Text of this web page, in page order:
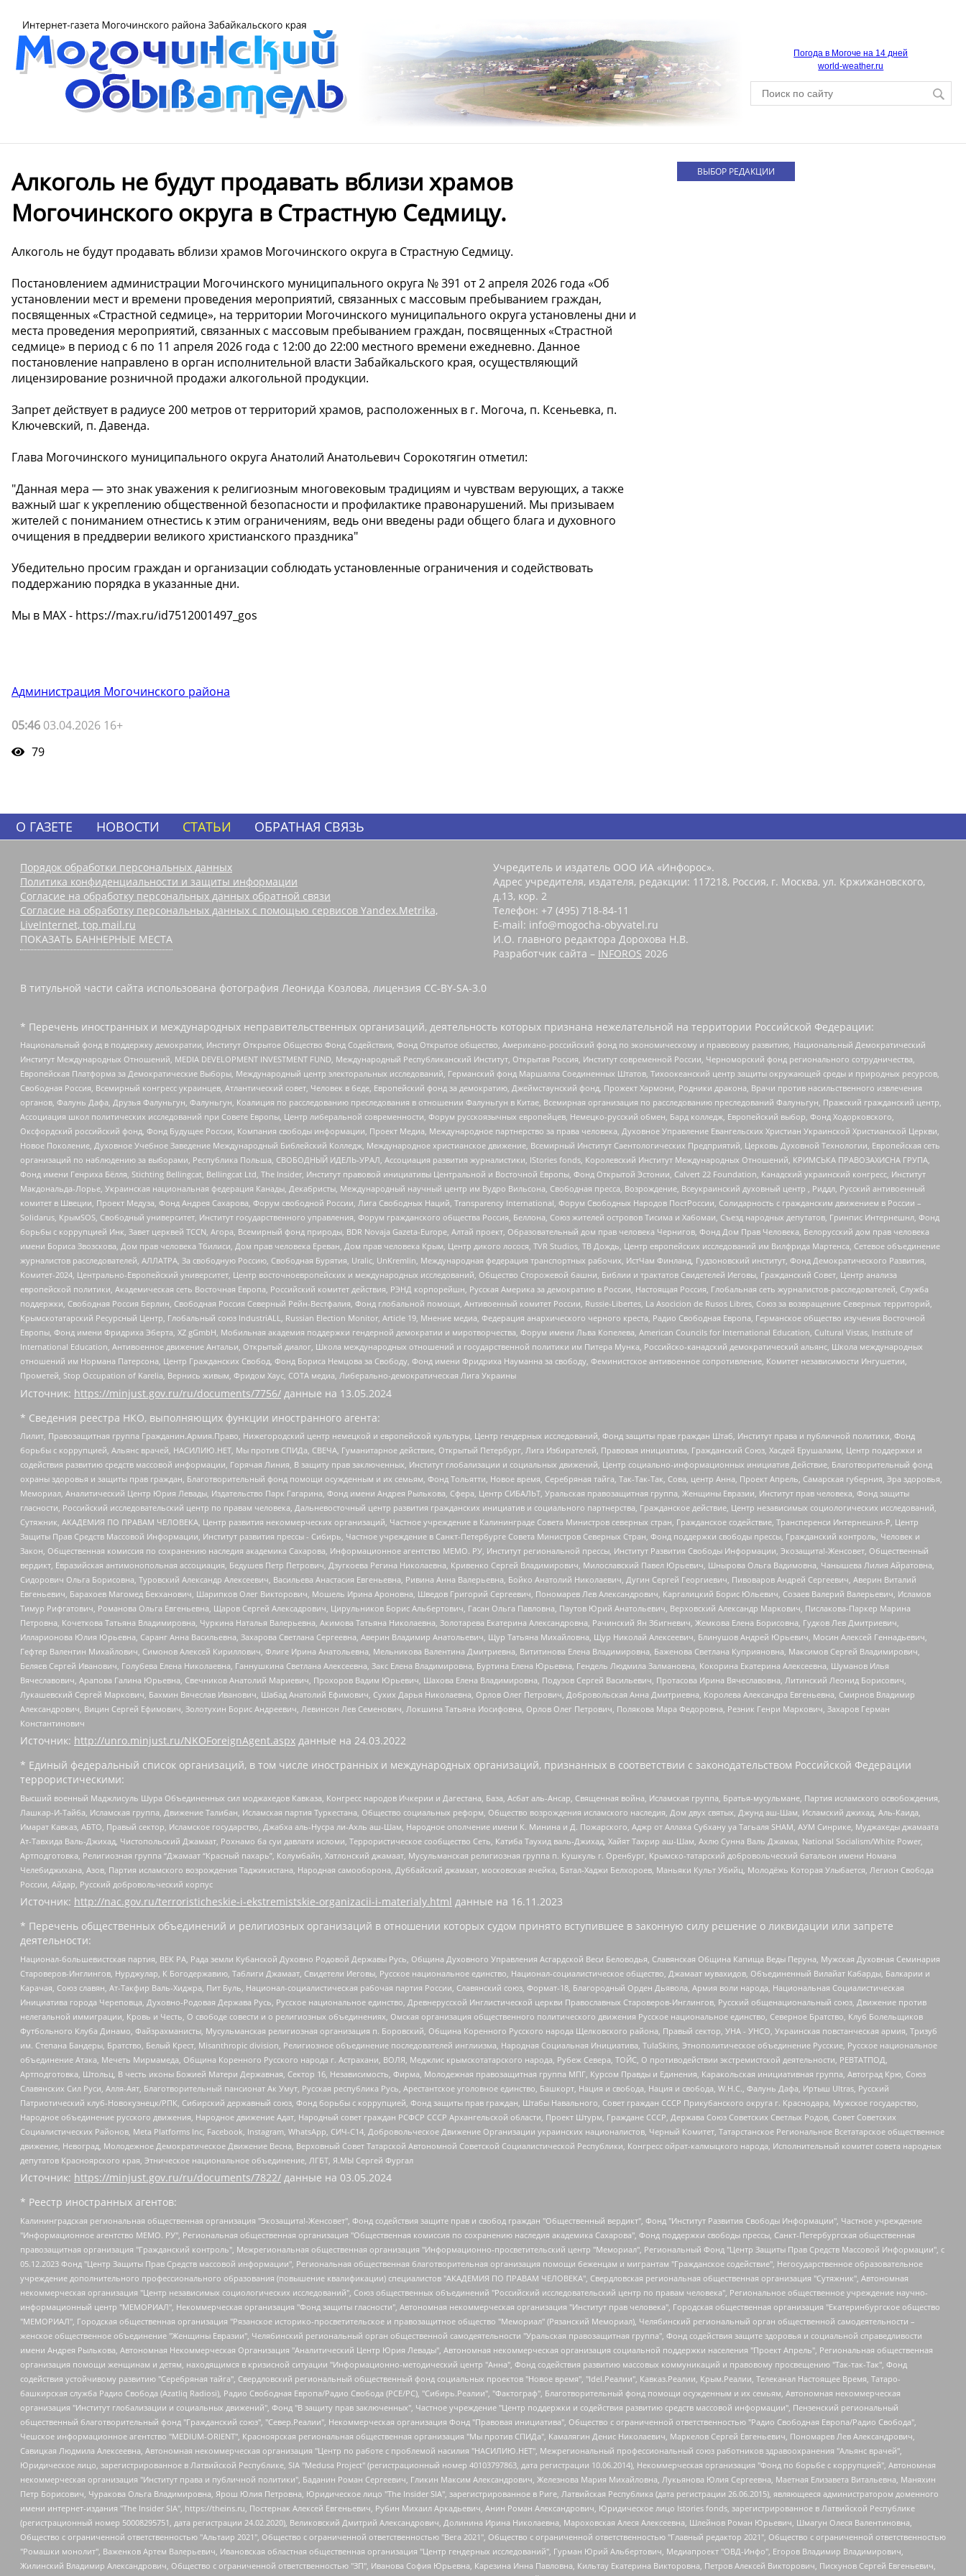
Погода в Могоче на 14 дней
world-weather.ru
Алкоголь не будут продавать вблизи храмов
Могочинского округа в Страстную Седмицу.
Алкоголь не будут продавать вблизи храмов Могочинского округа в Страстную Седмицу.
️Постановлением администрации Могочинского муниципального округа № 391 от 2 апреля 2026 года «Об
установлении мест и времени проведения мероприятий, связанных с массовым пребыванием граждан,
посвященных «Страстной седмице», на территории Могочинского муниципального округа установлены дни и
места проведения мероприятий, связанных с массовым пребыванием граждан, посвященных «Страстной
седмице» в период с 6 по 11 апреля 2026 года с 12:00 до 22:00 местного времени ежедневно. Данное
постановление направлено в орган исполнительной власти Забайкальского края, осуществляющий
лицензирование розничной продажи алкогольной продукции.️
Запрет действует в радиусе 200 метров от территорий храмов, расположенных в г. Могоча, п. Ксеньевка, п.
Ключевский, п. Давенда.
Глава Могочинского муниципального округа Анатолий Анатольевич Сорокотягин отметил:
"Данная мера — это знак уважения к религиозным многовековым традициям и чувствам верующих, а также
важный шаг к укреплению общественной безопасности и профилактике правонарушений. Мы призываем
жителей с пониманием отнестись к этим ограничениям, ведь они введены ради общего блага и духовного
очищения в преддверии великого христианского праздника"
Убедительно просим граждан и организации соблюдать установленные ограничения и содействовать
поддержанию порядка в указанные дни.
Мы в МАХ - https://max.ru/id7512001497_gos
Администрация Могочинского района
05:46 03.04.2026 16+
79
ВЫБОР РЕДАКЦИИ
О ГАЗЕТЕ НОВОСТИ СТАТЬИ ОБРАТНАЯ СВЯЗЬ
Порядок обработки персональных данных
Политика конфиденциальности и защиты информации
Согласие на обработку персональных данных обратной связи
Согласие на обработку персональных данных с помощью сервисов Yandex.Metrika,
LiveInternet, top.mail.ru
ПОКАЗАТЬ БАННЕРНЫЕ МЕСТА
Учредитель и издатель ООО ИА «Инфорос».
Адрес учредителя, издателя, редакции: 117218, Россия, г. Москва, ул. Кржижановского,
д.13, кор. 2
Телефон: +7 (495) 718-84-11
E-mail: info@mogocha-obyvatel.ru
И.О. главного редактора Дорохова Н.В.
Разработчик сайта – INFOROS 2026
В титульной части сайта использована фотография Леонида Козлова, лицензия CC-BY-SA-3.0
* Перечень иностранных и международных неправительственных организаций, деятельность которых признана нежелательной на территории Российской Федерации:
Национальный фонд в поддержку демократии, Институт Открытое Общество Фонд Содействия, Фонд Открытое общество, Американо-российский фонд по экономическому и правовому развитию, Национальный Демократический
Институт Международных Отношений, MEDIA DEVELOPMENT INVESTMENT FUND, Международный Республиканский Институт, Открытая Россия, Институт современной России, Черноморский фонд регионального сотрудничества,
Европейская Платформа за Демократические Выборы, Международный центр электоральных исследований, Германский фонд Маршалла Соединенных Штатов, Тихоокеанский центр защиты окружающей среды и природных ресурсов,
Свободная Россия, Всемирный конгресс украинцев, Атлантический совет, Человек в беде, Европейский фонд за демократию, Джеймстаунский фонд, Прожект Хармони, Родники дракона, Врачи против насильственного извлечения
органов, Фалунь Дафа, Друзья Фалуньгун, Фалуньгун, Коалиция по расследованию преследования в отношении Фалуньгун в Китае, Всемирная организация по расследованию преследований Фалуньгун, Пражский гражданский центр,
Ассоциация школ политических исследований при Совете Европы, Центр либеральной современности, Форум русскоязычных европейцев, Немецко-русский обмен, Бард колледж, Европейский выбор, Фонд Ходорковского,
Оксфордский российский фонд, Фонд Будущее России, Компания свободы информации, Проект Медиа, Международное партнерство за права человека, Духовное Управление Евангельских Христиан Украинской Христианской Церкви,
Новое Поколение, Духовное Учебное Заведение Международный Библейский Колледж, Международное христианское движение, Всемирный Институт Саентологических Предприятий, Церковь Духовной Технологии, Европейская сеть
организаций по наблюдению за выборами, Республика Польша, СВОБОДНЫЙ ИДЕЛЬ-УРАЛ, Ассоциация развития журналистики, IStories fonds, Королевский Институт Международных Отношений, КРИМСЬКА ПРАВОЗАХИСНА ГРУПА,
Фонд имени Генриха Бёлля, Stichting Bellingcat, Bellingcat Ltd, The Insider, Институт правовой инициативы Центральной и Восточной Европы, Фонд Открытой Эстонии, Calvert 22 Foundation, Канадский украинский конгресс, Институт
Макдональда-Лорье, Украинская национальная федерация Канады, Декабристы, Международный научный центр им Вудро Вильсона, Свободная пресса, Возрождение, Всеукраинский духовный центр , Риддл, Русский антивоенный
комитет в Швеции, Проект Медуза, Фонд Андрея Сахарова, Форум свободной России, Лига Свободных Наций, Transparеncy International, Форум Свободных Народов ПостРоссии, Солидарность с гражданским движением в России –
Solidarus, КрымSOS, Свободный университет, Институт государственного управления, Форум гражданского общества Россия, Беллона, Союз жителей островов Тисима и Хабомаи, Съезд народных депутатов, Гринпис Интернешнл, Фонд
борьбы с коррупцией Инк, Завет церквей TCCN, Агора, Всемирный фонд природы, BDR Novaja Gazeta-Europe, Алтай проект, Образовательный дом прав человека Чернигов, Фонд Дом Прав Человека, Белорусский дом прав человека
имени Бориса Звозскова, Дом прав человека Тбилиси, Дом прав человека Ереван, Дом прав человека Крым, Центр дикого лосося, TVR Studios, ТВ Дождь, Центр европейских исследований им Вилфрида Мартенса, Сетевое объединение
журналистов расследователей, АЛЛАТРА, За свободную Россию, Свободная Бурятия, Uralic, UnKremlin, Международная федерация транспортных рабочих, ИстЧам Финланд, Гудзоновский институт, Фонд Демократического Развития,
Комитет-2024, Центрально-Европейский университет, Центр восточноевропейских и международных исследований, Общество Сторожевой башни, Библии и трактатов Свидетелей Иеговы, Гражданский Совет, Центр анализа
европейской политики, Академическая сеть Восточная Европа, Российский комитет действия, РЭНД корпорейшн, Русская Америка за демократию в России, Настоящая Россия, Глобальная сеть журналистов-расследователей, Служба
поддержки, Свободная Россия Берлин, Свободная Россия Северный Рейн-Вестфалия, Фонд глобальной помощи, Антивоенный комитет России, Russie-Libertes, La Asocicion de Rusos Libres, Союз за возвращение Северных территорий,
Крымскотатарский Ресурсный Центр, Глобальный союз IndustriALL, Russian Election Monitor, Article 19, Мнение медиа, Федерация анархического черного креста, Радио Свободная Европа, Германское общество изучения Восточной
Европы, Фонд имени Фридриха Эберта, XZ gGmbH, Мобильная академия поддержки гендерной демократии и миротворчества, Форум имени Льва Копелева, American Councils for International Education, Cultural Vistas, Institute of
International Education, Антивоенное движение Антальи, Открытый диалог, Школа международных отношений и государственной политики им Питера Мунка, Российско-канадский демократический альянс, Школа международных
отношений им Нормана Патерсона, Центр Гражданских Свобод, Фонд Бориса Немцова за Свободу, Фонд имени Фридриха Науманна за свободу, Феминистское антивоенное сопротивление, Комитет независимости Ингушетии,
Прометей, Stop Occupation of Karelia, Вернись живым, Фридом Хаус, СОТА медиа, Либерально-демократическая Лига Украины
Источник: https://minjust.gov.ru/ru/documents/7756/ данные на 13.05.2024
* Сведения реестра НКО, выполняющих функции иностранного агента:
Лилит, Правозащитная группа Гражданин.Армия.Право, Нижегородский центр немецкой и европейской культуры, Центр гендерных исследований, Фонд защиты прав граждан Штаб, Институт права и публичной политики, Фонд
борьбы с коррупцией, Альянс врачей, НАСИЛИЮ.НЕТ, Мы против СПИДа, СВЕЧА, Гуманитарное действие, Открытый Петербург, Лига Избирателей, Правовая инициатива, Гражданский Союз, Хасдей Ерушалаим, Центр поддержки и
содействия развитию средств массовой информации, Горячая Линия, В защиту прав заключенных, Институт глобализации и социальных движений, Центр социально-информационных инициатив Действие, Благотворительный фонд
охраны здоровья и защиты прав граждан, Благотворительный фонд помощи осужденным и их семьям, Фонд Тольятти, Новое время, Серебряная тайга, Так-Так-Так, Сова, центр Анна, Проект Апрель, Самарская губерния, Эра здоровья,
Мемориал, Аналитический Центр Юрия Левады, Издательство Парк Гагарина, Фонд имени Андрея Рылькова, Сфера, Центр СИБАЛЬТ, Уральская правозащитная группа, Женщины Евразии, Институт прав человека, Фонд защиты
гласности, Российский исследовательский центр по правам человека, Дальневосточный центр развития гражданских инициатив и социального партнерства, Гражданское действие, Центр независимых социологических исследований,
Сутяжник, АКАДЕМИЯ ПО ПРАВАМ ЧЕЛОВЕКА, Центр развития некоммерческих организаций, Частное учреждение в Калининграде Совета Министров северных стран, Гражданское содействие, Трансперенси Интернешнл-Р, Центр
Защиты Прав Средств Массовой Информации, Институт развития прессы - Сибирь, Частное учреждение в Санкт-Петербурге Совета Министров Северных Стран, Фонд поддержки свободы прессы, Гражданский контроль, Человек и
Закон, Общественная комиссия по сохранению наследия академика Сахарова, Информационное агентство МЕМО. РУ, Институт региональной прессы, Институт Развития Свободы Информации, Экозащита!-Женсовет, Общественный
вердикт, Евразийская антимонопольная ассоциация, Бедушев Петр Петрович, Дзугкоева Регина Николаевна, Кривенко Сергей Владимирович, Милославский Павел Юрьевич, Шнырова Ольга Вадимовна, Чанышева Лилия Айратовна,
Сидорович Ольга Борисовна, Туровский Александр Алексеевич, Васильева Анастасия Евгеньевна, Ривина Анна Валерьевна, Бойко Анатолий Николаевич, Дугин Сергей Георгиевич, Пивоваров Андрей Сергеевич, Аверин Виталий
Евгеньевич, Барахоев Магомед Бекханович, Шарипков Олег Викторович, Мошель Ирина Ароновна, Шведов Григорий Сергеевич, Пономарев Лев Александрович, Каргалицкий Борис Юльевич, Созаев Валерий Валерьевич, Исламов
Тимур Рифгатович, Романова Ольга Евгеньевна, Щаров Сергей Алексадрович, Цирульников Борис Альбертович, Гасан Ольга Павловна, Паутов Юрий Анатольевич, Верховский Александр Маркович, Пислакова-Паркер Марина
Петровна, Кочеткова Татьяна Владимировна, Чуркина Наталья Валерьевна, Акимова Татьяна Николаевна, Золотарева Екатерина Александровна, Рачинский Ян Збигневич, Жемкова Елена Борисовна, Гудков Лев Дмитриевич,
Илларионова Юлия Юрьевна, Саранг Анна Васильевна, Захарова Светлана Сергеевна, Аверин Владимир Анатольевич, Щур Татьяна Михайловна, Щур Николай Алексеевич, Блинушов Андрей Юрьевич, Мосин Алексей Геннадьевич,
Гефтер Валентин Михайлович, Симонов Алексей Кириллович, Флиге Ирина Анатольевна, Мельникова Валентина Дмитриевна, Вититинова Елена Владимировна, Баженова Светлана Куприяновна, Максимов Сергей Владимирович,
Беляев Сергей Иванович, Голубева Елена Николаевна, Ганнушкина Светлана Алексеевна, Закс Елена Владимировна, Буртина Елена Юрьевна, Гендель Людмила Залмановна, Кокорина Екатерина Алексеевна, Шуманов Илья
Вячеславович, Арапова Галина Юрьевна, Свечников Анатолий Мариевич, Прохоров Вадим Юрьевич, Шахова Елена Владимировна, Подузов Сергей Васильевич, Протасова Ирина Вячеславовна, Литинский Леонид Борисович,
Лукашевский Сергей Маркович, Бахмин Вячеслав Иванович, Шабад Анатолий Ефимович, Сухих Дарья Николаевна, Орлов Олег Петрович, Добровольская Анна Дмитриевна, Королева Александра Евгеньевна, Смирнов Владимир
Александрович, Вицин Сергей Ефимович, Золотухин Борис Андреевич, Левинсон Лев Семенович, Локшина Татьяна Иосифовна, Орлов Олег Петрович, Полякова Мара Федоровна, Резник Генри Маркович, Захаров Герман
Константинович
Источник: http://unro.minjust.ru/NKOForeignAgent.aspx данные на 24.03.2022
* Единый федеральный список организаций, в том числе иностранных и международных организаций, признанных в соответствии с законодательством Российской Федерации
террористическими:
Высший военный Маджлисуль Шура Объединенных сил моджахедов Кавказа, Конгресс народов Ичкерии и Дагестана, База, Асбат аль-Ансар, Священная война, Исламская группа, Братья-мусульмане, Партия исламского освобождения,
Лашкар-И-Тайба, Исламская группа, Движение Талибан, Исламская партия Туркестана, Общество социальных реформ, Общество возрождения исламского наследия, Дом двух святых, Джунд аш-Шам, Исламский джихад, Аль-Каида,
Имарат Кавказ, АБТО, Правый сектор, Исламское государство, Джабха аль-Нусра ли-Ахль аш-Шам, Народное ополчение имени К. Минина и Д. Пожарского, Аджр от Аллаха Субхану уа Тагьаля SHAM, АУМ Синрике, Муджахеды джамаата
Ат-Тавхида Валь-Джихад, Чистопольский Джамаат, Рохнамо ба суи давлати исломи, Террористическое сообщество Сеть, Катиба Таухид валь-Джихад, Хайят Тахрир аш-Шам, Ахлю Сунна Валь Джамаа, National Socialism/White Power,
Артподготовка, Религиозная группа “Джамаат “Красный пахарь”, Колумбайн, Хатлонский джамаат, Мусульманская религиозная группа п. Кушкуль г. Оренбург, Крымско-татарский добровольческий батальон имени Номана
Челебиджихана, Азов, Партия исламского возрождения Таджикистана, Народная самооборона, Дуббайский джамаат, московская ячейка, Батал-Хаджи Белхороев, Маньяки Культ Убийц, Молодёжь Которая Улыбается, Легион Свобода
России, Айдар, Русский добровольческий корпус
Источник: http://nac.gov.ru/terroristicheskie-i-ekstremistskie-organizacii-i-materialy.html данные на 16.11.2023
* Перечень общественных объединений и религиозных организаций в отношении которых судом принято вступившее в законную силу решение о ликвидации или запрете
деятельности:
Национал-большевистская партия, ВЕК РА, Рада земли Кубанской Духовно Родовой Державы Русь, Община Духовного Управления Асгардской Веси Беловодья, Славянская Община Капища Веды Перуна, Мужская Духовная Семинария
Староверов-Инглингов, Нурджулар, К Богодержавию, Таблиги Джамаат, Свидетели Иеговы, Русское национальное единство, Национал-социалистическое общество, Джамаат мувахидов, Объединенный Вилайат Кабарды, Балкарии и
Карачая, Союз славян, Ат-Такфир Валь-Хиджра, Пит Буль, Национал-социалистическая рабочая партия России, Славянский союз, Формат-18, Благородный Орден Дьявола, Армия воли народа, Национальная Социалистическая
Инициатива города Череповца, Духовно-Родовая Держава Русь, Русское национальное единство, Древнерусской Инглистической церкви Православных Староверов-Инглингов, Русский общенациональный союз, Движение против
нелегальной иммиграции, Кровь и Честь, О свободе совести и о религиозных объединениях, Омская организация общественного политического движения Русское национальное единство, Северное Братство, Клуб Болельщиков
Футбольного Клуба Динамо, Файзрахманисты, Мусульманская религиозная организация п. Боровский, Община Коренного Русского народа Щелковского района, Правый сектор, УНА - УНСО, Украинская повстанческая армия, Тризуб
им. Степана Бандеры, Братство, Белый Крест, Misanthropic division, Религиозное объединение последователей инглиизма, Народная Социальная Инициатива, TulaSkins, Этнополитическое объединение Русские, Русское национальное
объединение Атака, Мечеть Мирмамеда, Община Коренного Русского народа г. Астрахани, ВОЛЯ, Меджлис крымскотатарского народа, Рубеж Севера, ТОЙС, О противодействии экстремистской деятельности, РЕВТАТПОД,
Артподготовка, Штольц, В честь иконы Божией Матери Державная, Сектор 16, Независимость, Фирма, Молодежная правозащитная группа МПГ, Курсом Правды и Единения, Каракольская инициативная группа, Автоград Крю, Союз
Славянских Сил Руси, Алля-Аят, Благотворительный пансионат Ак Умут, Русская республика Русь, Арестантское уголовное единство, Башкорт, Нация и свобода, Нация и свобода, W.H.С., Фалунь Дафа, Иртыш Ultras, Русский
Патриотический клуб-Новокузнецк/РПК, Сибирский державный союз, Фонд борьбы с коррупцией, Фонд защиты прав граждан, Штабы Навального, Совет граждан СССР Прикубанского округа г. Краснодара, Мужское государство,
Народное объединение русского движения, Народное движение Адат, Народный совет граждан РСФСР СССР Архангельской области, Проект Штурм, Граждане СССР, Держава Союз Советских Светлых Родов, Совет Советских
Социалистических Районов, Meta Platforms Inc, Facebook, Instagram, WhatsApp, СИЧ-С14, Добровольческое Движение Организации украинских националистов, Черный Комитет, Татарстанское Региональное Всетатарское общественное
движение, Невоград, Молодежное Демократическое Движение Весна, Верховный Совет Татарской Автономной Советской Социалистической Республики, Конгресс ойрат-калмыцкого народа, Исполнительный комитет совета народных
депутатов Красноярского края, Этническое национальное объединение, ЛГБТ, Я.МЫ Сергей Фургал
Источник: https://minjust.gov.ru/ru/documents/7822/ данные на 03.05.2024
* Реестр иностранных агентов:
Калининградская региональная общественная организация "Экозащита!-Женсовет", Фонд содействия защите прав и свобод граждан "Общественный вердикт", Фонд "Институт Развития Свободы Информации", Частное учреждение "Информационное агентство МЕМО. РУ", Региональная общественная организация "Общественная комиссия по сохранению наследия академика Сахарова", Фонд поддержки свободы прессы, Санкт-Петербургская общественная правозащитная организация "Гражданский контроль", Межрегиональная общественная организация "Информационно-просветительский центр "Мемориал", Региональный Фонд "Центр Защиты Прав Средств Массовой Информации", с 05.12.2023 Фонд "Центр Защиты Прав Средств массовой информации", Региональная общественная благотворительная организация помощи беженцам и мигрантам "Гражданское содействие", Негосударственное образовательное учреждение дополнительного профессионального образования (повышение квалификации) специалистов "АКАДЕМИЯ ПО ПРАВАМ ЧЕЛОВЕКА", Свердловская региональная общественная организация "Сутяжник", Автономная некоммерческая организация "Центр независимых социологических исследований", Союз общественных объединений "Российский исследовательский центр по правам человека", Региональное общественное учреждение научно-информационный центр "МЕМОРИАЛ", Некоммерческая организация "Фонд защиты гласности", Автономная некоммерческая организация "Институт прав человека", Городская общественная организация "Екатеринбургское общество "МЕМОРИАЛ", Городская общественная организация "Рязанское историко-просветительское и правозащитное общество "Мемориал" (Рязанский Мемориал), Челябинский региональный орган общественной самодеятельности – женское общественное объединение "Женщины Евразии", Челябинский региональный орган общественной самодеятельности "Уральская правозащитная группа", Фонд содействия защите здоровья и социальной справедливости имени Андрея Рылькова, Автономная Некоммерческая Организация "Аналитический Центр Юрия Левады", Автономная некоммерческая организация социальной поддержки населения "Проект Апрель", Региональная общественная организация помощи женщинам и детям, находящимся в кризисной ситуации "Информационно-методический центр "Анна", Фонд содействия развитию массовых коммуникаций и правовому просвещению "Так-так-Так", Фонд содействия устойчивому развитию "Серебряная тайга", Свердловский региональный общественный фонд социальных проектов "Новое время", "Idel.Реалии", Кавказ.Реалии, Крым.Реалии, Телеканал Настоящее Время, Татаро-башкирская служба Радио Свобода (Azatliq Radiosi), Радио Свободная Европа/Радио Свобода (PCE/PC), "Сибирь.Реалии", "Фактограф", Благотворительный фонд помощи осужденным и их семьям, Автономная некоммерческая организация "Институт глобализации и социальных движений", Фонд "В защиту прав заключенных", Частное учреждение "Центр поддержки и содействия развитию средств массовой информации", Пензенский региональный общественный благотворительный фонд "Гражданский союз", "Север.Реалии", Некоммерческая организация Фонд "Правовая инициатива", Общество с ограниченной ответственностью "Радио Свободная Европа/Радио Свобода", Чешское информационное агентство "MEDIUM-ORIENT", Красноярская региональная общественная организация "Мы против СПИДа", Камалягин Денис Николаевич, Маркелов Сергей Евгеньевич, Пономарев Лев Александрович, Савицкая Людмила Алексеевна, Автономная некоммерческая организация "Центр по работе с проблемой насилия "НАСИЛИЮ.НЕТ", Межрегиональный профессиональный союз работников здравоохранения "Альянс врачей", Юридическое лицо, зарегистрированное в Латвийской Республике, SIA "Medusa Project" (регистрационный номер 40103797863, дата регистрации 10.06.2014), Некоммерческая организация "Фонд по борьбе с коррупцией", Автономная некоммерческая организация "Институт права и публичной политики", Баданин Роман Сергеевич, Гликин Максим Александрович, Железнова Мария Михайловна, Лукьянова Юлия Сергеевна, Маетная Елизавета Витальевна, Маняхин Петр Борисович, Чуракова Ольга Владимировна, Ярош Юлия Петровна, Юридическое лицо "The Insider SIA", зарегистрированное в Риге, Латвийская Республика (дата регистрации 26.06.2015), являющееся администратором доменного имени интернет-издания "The Insider SIA", https://theins.ru, Постернак Алексей Евгеньевич, Рубин Михаил Аркадьевич, Анин Роман Александрович, Юридическое лицо Istories fonds, зарегистрированное в Латвийской Республике (регистрационный номер 50008295751, дата регистрации 24.02.2020), Великовский Дмитрий Александрович, Долинина Ирина Николаевна, Мароховская Алеся Алексеевна, Шлейнов Роман Юрьевич, Шмагун Олеся Валентиновна, Общество с ограниченной ответственностью "Альтаир 2021", Общество с ограниченной ответственностью "Вега 2021", Общество с ограниченной ответственностью "Главный редактор 2021", Общество с ограниченной ответственностью "Ромашки монолит", Важенков Артем Валерьевич, Ивановская областная общественная организация "Центр гендерных исследований", Гурман Юрий Альбертович, Медиапроект "ОВД-Инфо", Егоров Владимир Владимирович, Жилинский Владимир Александрович, Общество с ограниченной ответственностью "ЗП", Иванова София Юрьевна, Карезина Инна Павловна, Кильтау Екатерина Викторовна, Петров Алексей Викторович, Пискунов Сергей Евгеньевич, Смирнов Сергей Сергеевич, Тихонов Михаил Сергеевич, Общество с ограниченной ответственностью "ЖУРНАЛИСТ-ИНОСТРАННЫЙ АГЕНТ", Арапова Галина Юрьевна, Вольтская Татьяна Анатольевна, Американская компания "Mason G.E.S. Anonymous Foundation" (США), являющаяся владельцем интернет-издания https://mnews.world/, Компания "Stichting Bellingcat", зарегистрированная в Нидерландах (дата регистрации 11.07.2018), Захаров Андрей Вячеславович, Клепиковская Екатерина Дмитриевна, Общество с ограниченной ответственностью "МЕМО", Перл Роман Александрович, Симонов Евгений Алексеевич, Соловьева Елена Анатольевна, Сотников Даниил Владимирович, Сурначева Елизавета Дмитриевна, Автономная некоммерческая организация по защите прав человека и информированию населения "Якутия – Наше Мнение", Общество с ограниченной ответственностью "Москоу диджитал медиа", с 26.01.2023 Общество с ограниченной ответственностью "Чайка Белые сады", Ветошкина Валерия Валерьевна, Заговора Максим Александрович, Межрегиональное общественное движение "Российская ЛГБТ - сеть", Оленичев Максим Владимирович, Павлов Иван Юрьевич, Скворцова Елена Сергеевна, Общество с ограниченной ответственностью "Как бы инагент", Кочетков Игорь Викторович, Общество с ограниченной ответственностью "Честные выборы", Еланчик Олег Александрович, Общество с ограниченной ответственностью "Нобелевский призыв", Гималова Регина Эмилевна, Григорьев Андрей Валерьевич, Григорьева Алина Александровна, Ассоциация по содействию защите прав призывников, альтернативнослужащих и военнослужащих "Правозащитная группа "Гражданин.Армия.Право", Хисамова Регина Фаритовна, Автономная некоммерческая организация по реализации социально-правовых программ "Лилит", Дальневосточное общественное движение "Маяк", Санкт-Петербургская ЛГБТ-инициативная группа "Выход", Инициативная группа ЛГБТ+ "Реверс", Алексеев Андрей Викторович, Бекбулатова Таисия Львовна, Беляев Иван Михайлович, Владыкина Елена Сергеевна, Гельман Марат Александрович, Никульшина Вероника Юрьевна, Толоконникова Надежда Андреевна, Шендерович Виктор Анатольевич, Общество с ограниченной ответственностью "Данное сообщение", Общество с ограниченной ответственностью Издательский дом "Новая глава", Айнбиндер Александра Александровна, Московский комьюнити-центр для ЛГБТ+инициатив, Благотворительный фонд развития филантропии, Deutsche Welle (Германия, Kurt-Schumacher-Strasse 3, 53113 Bonn), Борзунова Мария Михайловна, Воробьев Виктор Викторович, Голубева Анна Львовна, Константинова Алла Михайловна, Малкова Ирина Владимировна, Мурадов Мурад Абдулгалимович, Осетинская Елизавета Николаевна, Понасенков Евгений Николаевич, Ганапольский Матвей Юрьевич, Киселев Евгений Алексеевич, Борухович Ирина Григорьевна, Дремин Иван Тимофеевич, Дубровский Дмитрий Викторович, Красноярская региональная общественная организация поддержки и развития альтернативных образовательных технологий и межкультурных коммуникаций "ИНТЕРРА", Маяковская Екатерина Алексеевна, Фейгин Марк Захарович, Филимонов Андрей Викторович, Дзугкоева Регина Николаевна, Доброхотов Роман Александрович, Дудь Юрий Александрович, Елкин Сергей Владимирович, Кругликов Кирилл Игоревич, Сабунаева Мария Леонидовна, Семенов Алексей Владимирович, Шаинян Карен Багратович, Шульман Екатерина Михайловна, Асафьев Артур Валерьевич, Вахштайн Виктор Семенович, Венедиктов Алексей Алексеевич, Лушникова Екатерина Евгеньевна, Волков Леонид Михайлович, Невзоров Александр Глебович, Пархоменко Сергей Борисович, Сироткин Ярослав Николаевич, Кара-Мурза Владимир Владимирович, Баранова Наталья Владимировна, Гозман Леонид Яковлевич, Кагарлицкий Борис Юльевич, Климарев Михаил Валерьевич, Милов Владимир Станиславович, Автономная некоммерческая организация Краснодарский центр современного искусства "Типография", Моргенштерн Алишер Тагирович, Соболь Любовь Эдуардовна, Общество с ограниченной ответственностью "ЛИЗА НОРМ", Каспаров Гарри Кимович, Ходорковский Михаил Борисович, Общество с ограниченной ответственностью "Апрельские тезисы", Данилович Ирина Брониславовна, Кашин Олег Владимирович, Петров Николай Владимирович, Пивоваров Алексей Владимирович, Соколов Михаил Владимирович, Цветкова Юлия Владимировна, Чичваркин Евгений Александрович, Комитет против пыток/Команда против пыток, Общество с ограниченной ответственностью "Первый научный", Общество с ограниченной ответственностью "Вертолет и ко", Белоцерковская Вероника Борисовна, Кац Максим Евгеньевич, Лазарева Татьяна Юрьевна, Шаведдинов Руслан Табризович, Яшин Илья Валерьевич, Общество с ограниченной ответственностью "Иноагент ААВ", Алешковский Дмитрий Петрович, Альбац Евгения Марковна, Быков Дмитрий Львович, Галямина Юлия Евгеньевна, Лойко Сергей Леонидович, Мартынов Кирилл Константинович, Медведев Сергей Александрович, Крашенинников Федор Геннадиевич, Гордеева Катерина Вл